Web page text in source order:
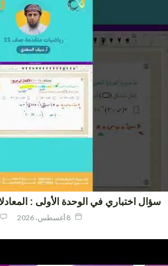
اختباري في الوحدة الأولى :